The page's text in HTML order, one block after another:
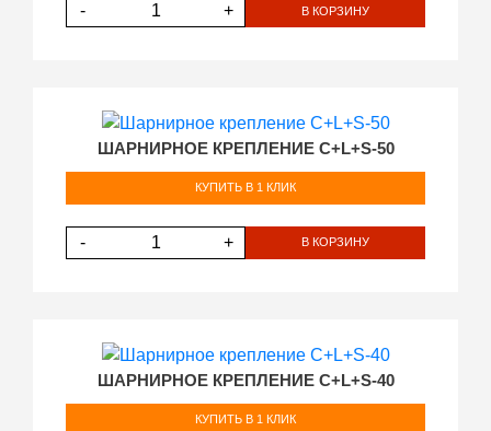
- + В КОРЗИНУ
ШАРНИРНОЕ КРЕПЛЕНИЕ C+L+S-50
КУПИТЬ В 1 КЛИК
- + В КОРЗИНУ
ШАРНИРНОЕ КРЕПЛЕНИЕ C+L+S-40
КУПИТЬ В 1 КЛИК